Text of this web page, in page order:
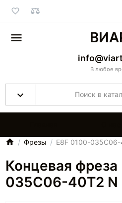
В любое
Фрезы E8F 0100-
Концевая
035C06-40T2 N